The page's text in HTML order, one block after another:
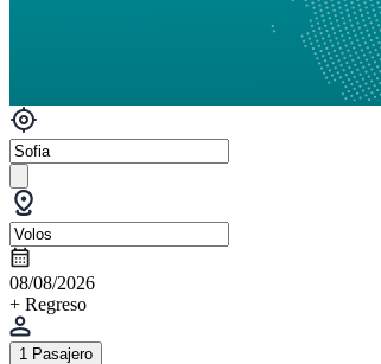
08/08/2026
+ Regreso
1 Pasajero